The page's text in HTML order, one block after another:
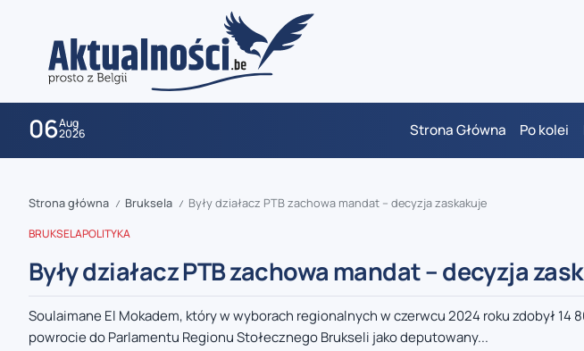
06Aug
2026 Strona Główna Po kolei
zaobserwuj nas
Strona główna / Bruksela / Były działacz PTB zachowa mandat – decyzja zaskakuje
BRUKSELAPOLITYKA
Były działacz PTB zachowa mandat – decyzja
Soulaimane El Mokadem, który w wyborach regionalnych w czerwcu 2024 roku zdobył 14
powrocie do Parlamentu Regionu Stołecznego Brukseli jako deputowany...